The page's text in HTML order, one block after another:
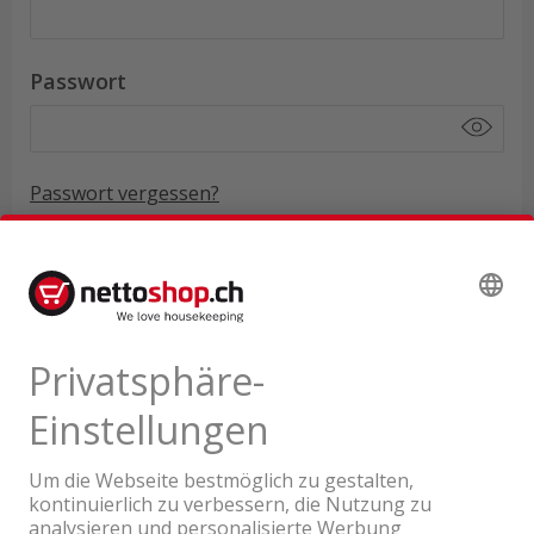
Passwort
Passwort vergessen?
REGISTRIEREN
Firma (optional)